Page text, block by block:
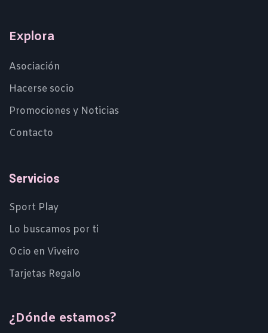
Explora
Asociación
Hacerse socio
Promociones y Noticias
Contacto
Servicios
Sport Play
Lo buscamos por ti
Ocio en Viveiro
Tarjetas Regalo
¿Dónde estamos?